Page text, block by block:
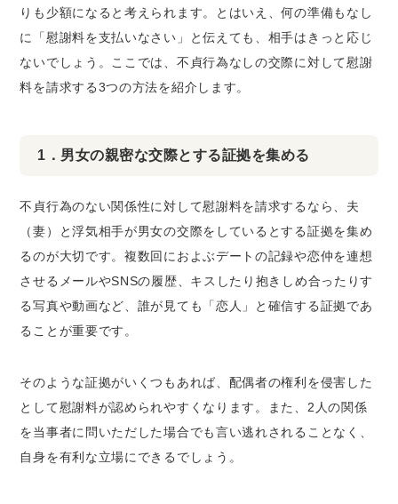
りも少額になると考えられます。とはいえ、何の準備もなし
に「慰謝料を支払いなさい」と伝えても、相手はきっと応じ
ないでしょう。ここでは、不貞行為なしの交際に対して慰謝
料を請求する3つの方法を紹介します。
1．男女の親密な交際とする証拠を集める
不貞行為のない関係性に対して慰謝料を請求するなら、夫
（妻）と浮気相手が男女の交際をしているとする証拠を集め
るのが大切です。複数回におよぶデートの記録や恋仲を連想
させるメールやSNSの履歴、キスしたり抱きしめ合ったりす
る写真や動画など、誰が見ても「恋人」と確信する証拠であ
ることが重要です。
そのような証拠がいくつもあれば、配偶者の権利を侵害した
として慰謝料が認められやすくなります。また、2人の関係
を当事者に問いただした場合でも言い逃れされることなく、
自身を有利な立場にできるでしょう。